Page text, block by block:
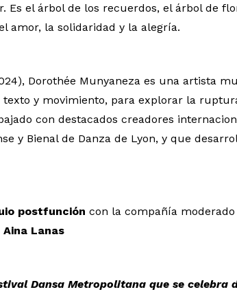
Es el árbol de los recuerdos, el árbol de
amor, la solidaridad y la alegría.
Dorothée Munyaneza es una artista
y movimiento, para explorar la
con destacados creadores
y Bienal de Danza de Lyon, y que
postfunción con la compañía
Aina Lanas
Dansa Metropolitana que se celebra